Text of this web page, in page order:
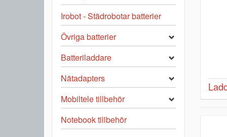
Irobot - Städrobotar batterier
Övriga batterier
Batteriladdare
Nätadapters
Mobiltele tillbehör
Notebook tillbehör